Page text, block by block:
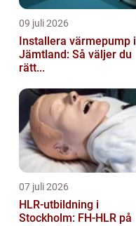
09 juli 2026
Installera värmepump i
Jämtland: Så väljer du
rätt...
07 juli 2026
HLR-utbildning i
Stockholm: FH-HLR på